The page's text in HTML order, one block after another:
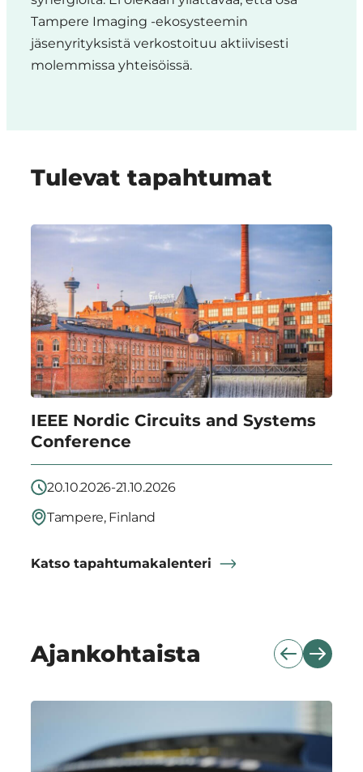
Tampere Imaging -ekosysteemin
jäsenyrityksistä verkostoituu aktiivisesti
molemmissa yhteisöissä.
Tulevat tapahtumat
IEEE Nordic Circuits and Systems
Conference
20.10.2026-21.10.2026
Tampere, Finland
Katso tapahtumakalenteri
Ajankohtaista